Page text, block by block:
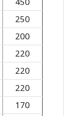
250
200
220
220
220
170